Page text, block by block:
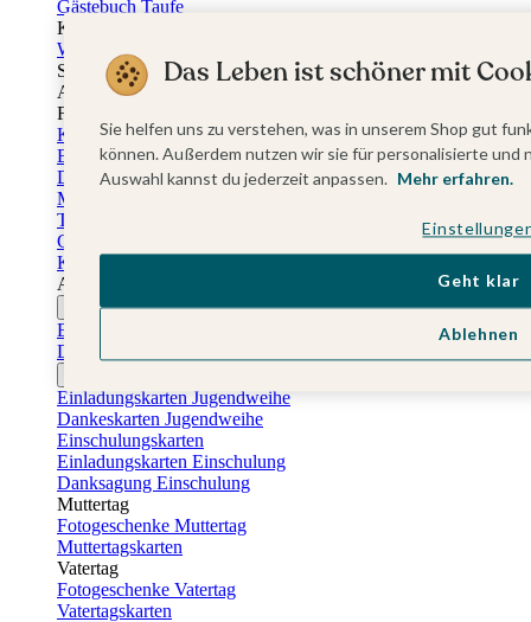
Gästebuch Taufe
Kartenbox Taufe
Willkommensschilder Taufe
Sticker Taufe
Absenderaufkleber Taufe
Fotobuch Taufe
Konfirmationskarten
Einladungskarten Konfirmation
Danksagung Konfirmation
Menükarten Konfirmation
Tischkarten Konfirmation
Gästebuch Konfirmation
Kerzen Konfirmation
Aufkleber zum Anlass Ihres Kindes
Firmungskarten
Einladungskarten Firmung
Dankeskarten Firmung
Einladungskarten Jugendweihe
Dankeskarten Jugendweihe
Einschulungskarten
Einladungskarten Einschulung
Danksagung Einschulung
Muttertag
Fotogeschenke Muttertag
Muttertagskarten
Vatertag
Fotogeschenke Vatertag
Vatertagskarten
Das Leben ist schöner mit
Sie helfen uns zu verstehen, was in unserem Shop gut
können. Außerdem nutzen wir sie für personalisierte
Auswahl kannst du jederzeit anpassen. Mehr erfahren.
Ablehnen
Geht klar